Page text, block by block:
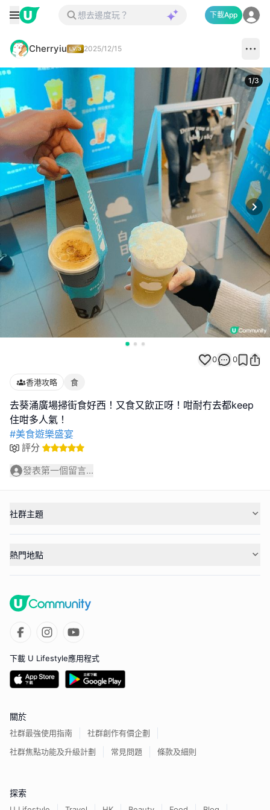
下載App
Cherryiu 2025/12/15
1/3
0 0
香港攻略 食
去葵涌廣場掃街食好西！又食又飲正呀！咁耐冇去都keep
#美食遊樂盛宴
評分
發表第一個留言...
社群主題
熱門地點
下載 U Lifestyle應用程式
關於
社群最強使用指南
社群創作有價企劃
社群焦點功能及升級計劃
常見問題 條款及細則
探索